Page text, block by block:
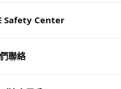
Safety Center
聯絡